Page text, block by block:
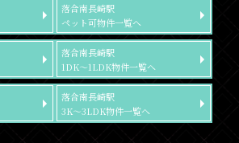
落合南長崎駅
ペット可物件一覧へ
落合南長崎駅
1DK～1LDK物件一覧へ
落合南長崎駅
3K～3LDK物件一覧へ